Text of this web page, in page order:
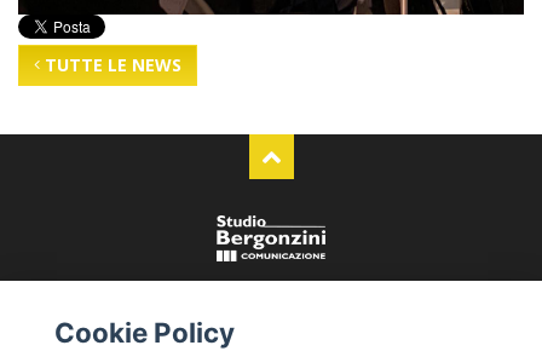
TUTTE LE NEWS
Via Luigi Poletti 18/A - Modena
Cookie Policy